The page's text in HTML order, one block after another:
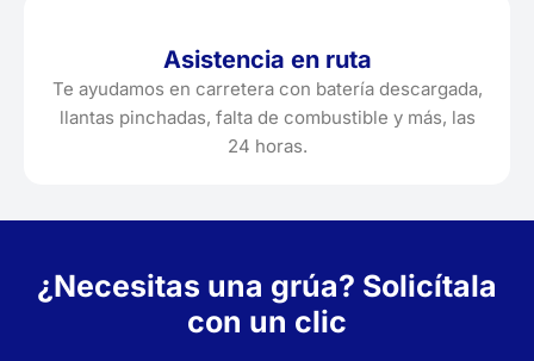
Asistencia en ruta
Te ayudamos en carretera con batería descargada,
llantas pinchadas, falta de combustible y más, las
24 horas.
¿Necesitas una grúa? Solicítala
con un clic